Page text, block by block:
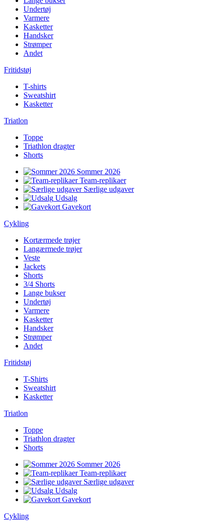
Undertøj
Varmere
Kasketter
Handsker
Strømper
Andet
Fritidstøj
T-shirts
Sweatshirt
Kasketter
Triatlon
Toppe
Triathlon dragter
Shorts
Sommer 2026
Team-replikaer
Særlige udgaver
Udsalg
Gavekort
Cykling
Kortærmede trøjer
Langærmede trøjer
Veste
Jackets
Shorts
3/4 Shorts
Lange bukser
Undertøj
Varmere
Kasketter
Handsker
Strømper
Andet
Fritidstøj
T-Shirts
Sweatshirt
Kasketter
Triatlon
Toppe
Triathlon dragter
Shorts
Sommer 2026
Team-replikaer
Særlige udgaver
Udsalg
Gavekort
Cykling